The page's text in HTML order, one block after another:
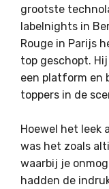
grootste
labelnights in
Rouge in Parijs
top geschopt.
een platform en
toppers in de
Hoewel het leek
was het zoals
waarbij je
hadden de